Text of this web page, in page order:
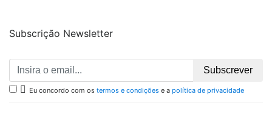
Subscrição Newsletter
Subscrever
 Eu concordo com os termos e condições e a política de privacidade